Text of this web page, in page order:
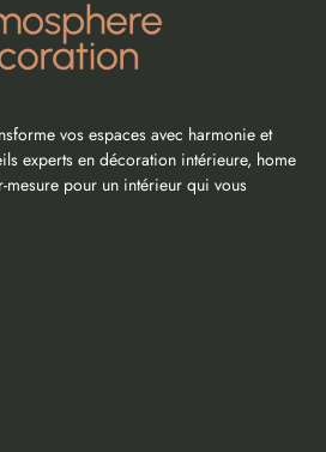
vos espaces avec harmonie et
experts en décoration intérieure, home
mesure pour un intérieur qui vous